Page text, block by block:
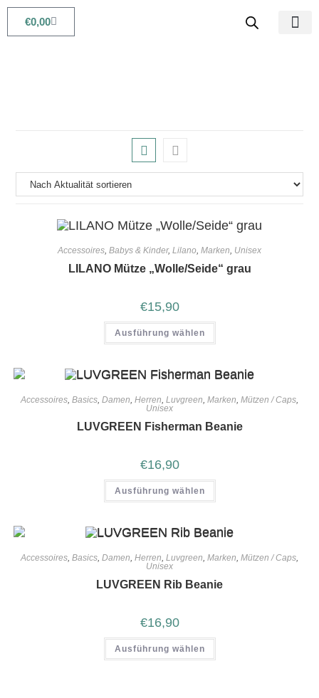
€0,00
Accessoires, Babys & Kinder, Lilano, Marken, Unisex
LILANO Mütze „Wolle/Seide“ grau
€15,90
Ausführung wählen
Accessoires, Basics, Damen, Herren, Luvgreen, Marken, Mützen / Caps,
Unisex
LUVGREEN Fisherman Beanie
€16,90
Ausführung wählen
Accessoires Basics Damen Herren Luvgreen Marken Mützen / Caps
Unisex
LUVGREEN Rib Beanie
€16,90
Ausführung wählen